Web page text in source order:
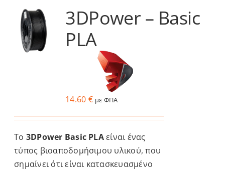
Services
Academy
Software
Blog
Επικοινωνία
3DPower – Basic
PLA
14.60 € με ΦΠΑ
Το 3DPower Basic PLAείναι ένας
τύπος βιοαποδομήσιμου υλικού, που
σημαίνει ότι είναι κατασκευασμένο